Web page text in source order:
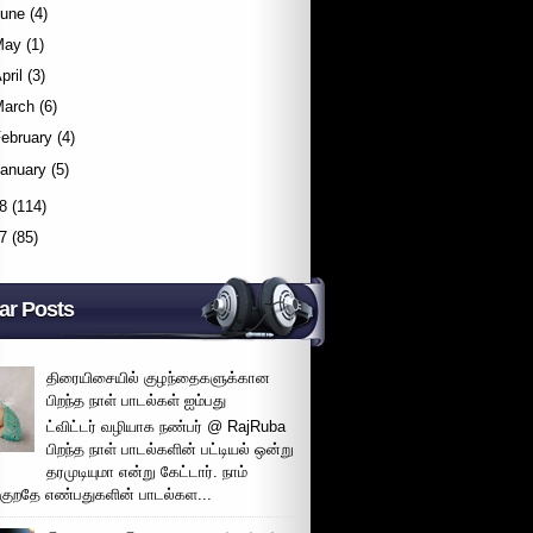
(4)
(1)
(3)
(6)
(4)
(5)
(114)
(85)
Posts
திரையிசையில் குழந்தைகளுக்கான
பிறந்த நாள் பாடல்கள் ஐம்பது
ட்விட்டர் வழியாக நண்பர் @ RajRuba
பிறந்த நாள் பாடல்களின் பட்டியல் ஒன்று
தரமுடியுமா என்று கேட்டார். நாம்
எண்பதுகளின் பாடல்கள...